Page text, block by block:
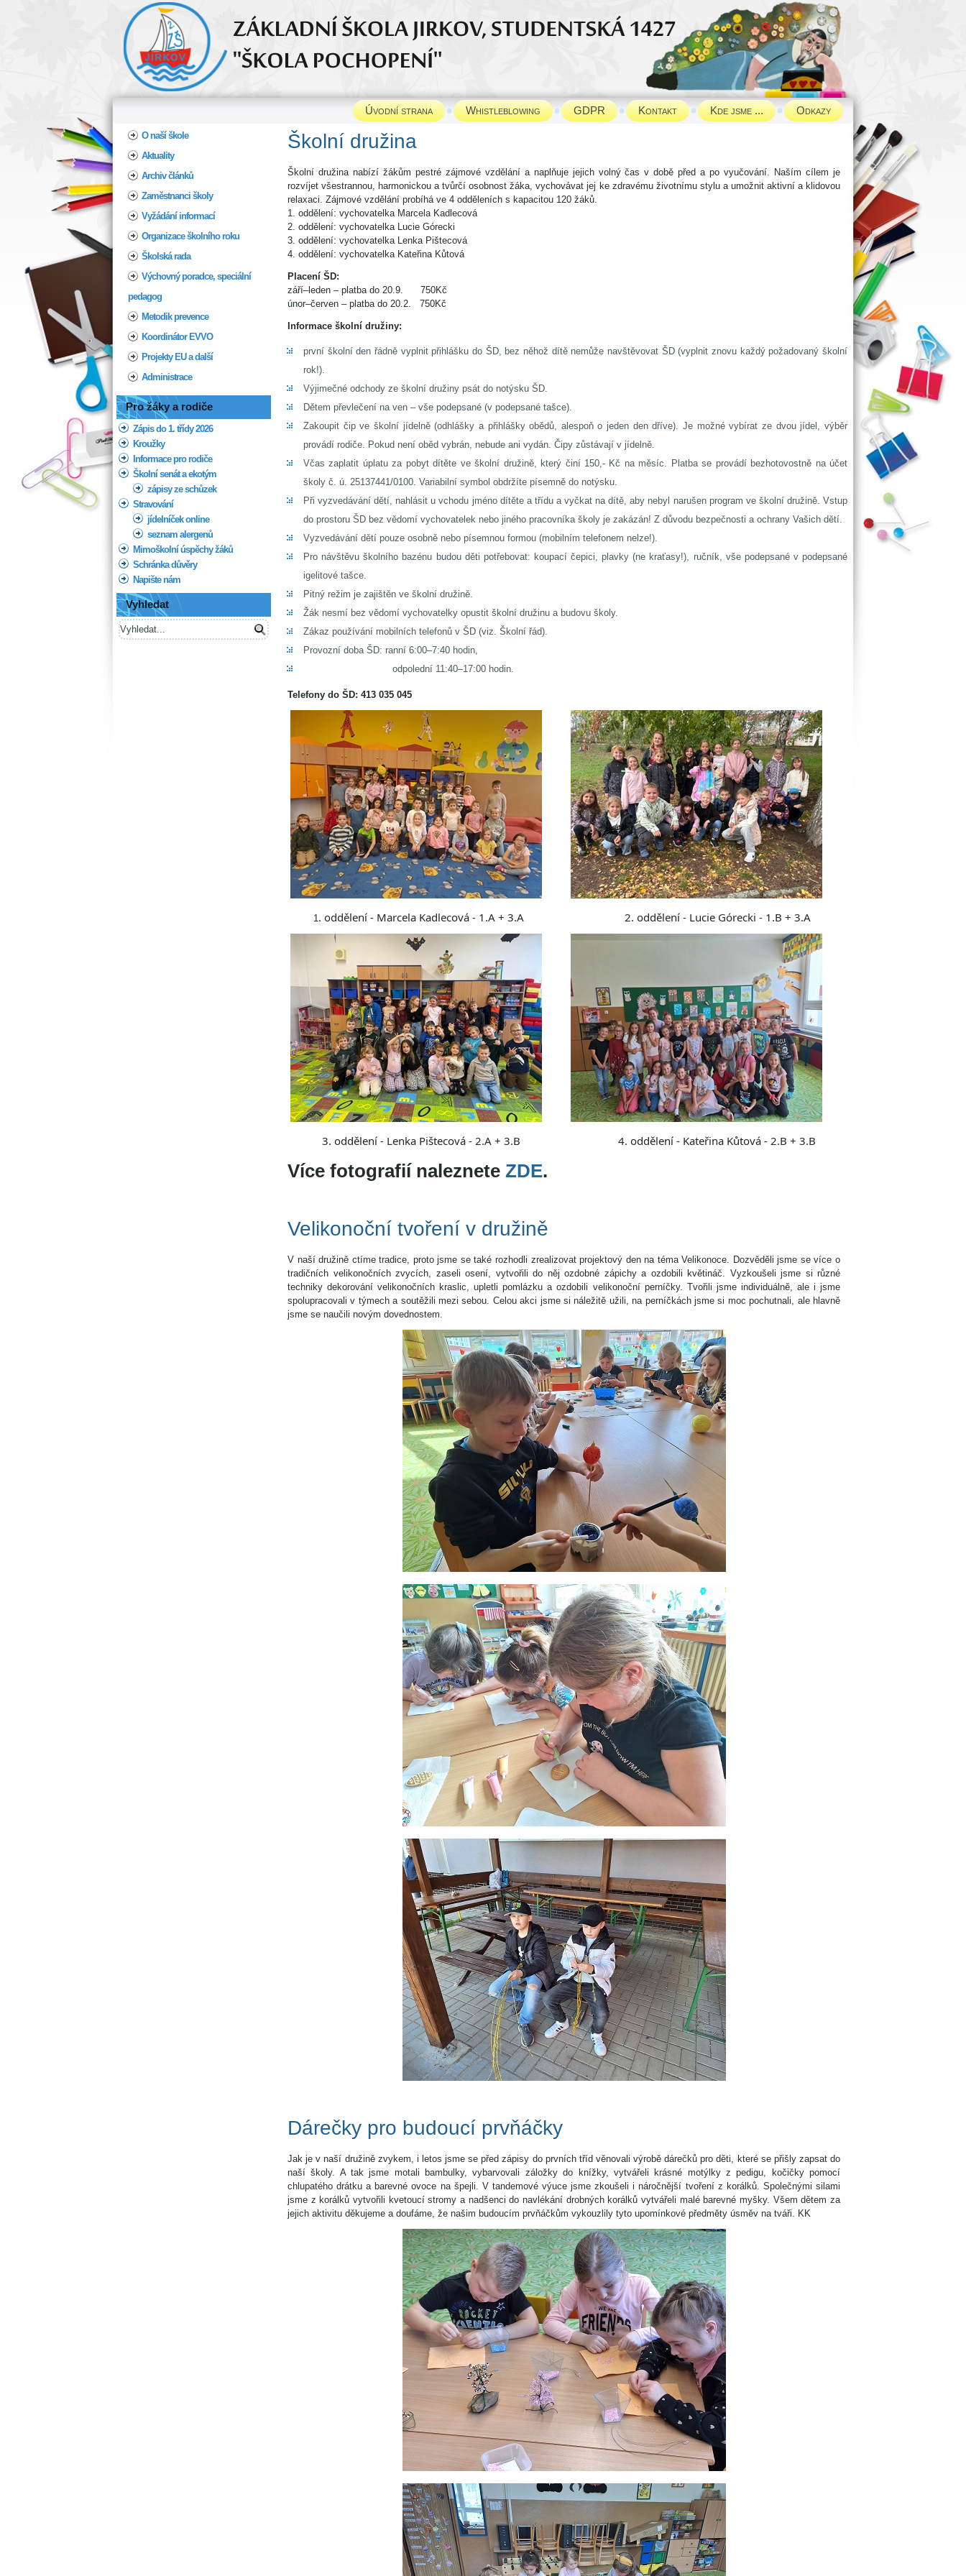
Úvodní strana Whistleblowing GDPR Kontakt Kde jsme ... Odkazy
O naší škole
Aktuality
Archiv článků
Zaměstnanci školy
Vyžádání informací
Organizace školního roku
Školská rada
Výchovný poradce, speciální
pedagog
Metodik prevence
Koordinátor EVVO
Projekty EU a další
Administrace
Pro žáky a rodiče
Zápis do 1. třídy 2026
Kroužky
Informace pro rodiče
Školní senát a ekotým
zápisy ze schůzek
Stravování
jídelníček online
seznam alergenů
Mimoškolní úspěchy žáků
Schránka důvěry
Napište nám
Vyhledat
Školní družina
Školní družina nabízí žákům pestré zájmové vzdělání a naplňuje jejich volný čas v době před a po vyučování. Naším cílem je
rozvíjet všestrannou, harmonickou a tvůrčí osobnost žáka, vychovávat jej ke zdravému životnímu stylu a umožnit aktivní a klidovou
relaxaci. Zájmové vzdělání probíhá ve 4 odděleních s kapacitou 120 žáků.
1. oddělení: vychovatelka Marcela Kadlecová
2. oddělení: vychovatelka Lucie Górecki
3. oddělení: vychovatelka Lenka Pištecová
4. oddělení: vychovatelka Kateřina Kůtová
Placení ŠD:
září–leden – platba do 20.9. 750Kč
únor–červen – platba do 20.2. 750Kč
Informace školní družiny:
první školní den řádně vyplnit přihlášku do ŠD, bez něhož dítě nemůže navštěvovat ŠD (vyplnit znovu každý požadovaný školní
rok!).
Výjimečné odchody ze školní družiny psát do notýsku ŠD.
Dětem převlečení na ven – vše podepsané (v podepsané tašce).
Zakoupit čip ve školní jídelně (odhlášky a přihlášky obědů, alespoň o jeden den dříve). Je možné vybírat ze dvou jídel, výběr
provádí rodiče. Pokud není oběd vybrán, nebude ani vydán. Čipy zůstávají v jídelně.
Včas zaplatit úplatu za pobyt dítěte ve školní družině, který činí 150,- Kč na měsíc. Platba se provádí bezhotovostně na účet
školy č. ú. 25137441/0100. Variabilní symbol obdržíte písemně do notýsku.
Při vyzvedávání dětí, nahlásit u vchodu jméno dítěte a třídu a vyčkat na dítě, aby nebyl narušen program ve školní družině. Vstup
do prostoru ŠD bez vědomí vychovatelek nebo jiného pracovníka školy je zakázán! Z důvodu bezpečnosti a ochrany Vašich dětí.
Vyzvedávání dětí pouze osobně nebo písemnou formou (mobilním telefonem nelze!).
Pro návštěvu školního bazénu budou děti potřebovat: koupací čepici, plavky (ne kraťasy!), ručník, vše podepsané v podepsané
igelitové tašce.
Pitný režim je zajištěn ve školní družině.
Žák nesmí bez vědomí vychovatelky opustit školní družinu a budovu školy.
Zákaz používání mobilních telefonů v ŠD (viz. Školní řád).
Provozní doba ŠD: ranní 6:00–7:40 hodin,
odpolední 11:40–17:00 hodin.
Telefony do ŠD: 413 035 045
1. oddělení - Marcela Kadlecová - 1.A + 3.A 2. oddělení - Lucie Górecki - 1.B + 3.A
3. oddělení - Lenka Pištecová - 2.A + 3.B 4. oddělení - Kateřina Kůtová - 2.B + 3.B
Více fotografií naleznete ZDE.
Velikonoční tvoření v družině
V naší družině ctíme tradice, proto jsme se také rozhodli zrealizovat projektový den na téma Velikonoce. Dozvěděli jsme se více o
tradičních velikonočních zvycích, zaseli osení, vytvořili do něj ozdobné zápichy a ozdobili květináč. Vyzkoušeli jsme si různé
techniky dekorování velikonočních kraslic, upletli pomlázku a ozdobili velikonoční perníčky. Tvořili jsme individuálně, ale i jsme
spolupracovali v týmech a soutěžili mezi sebou. Celou akci jsme si náležitě užili, na perníčkách jsme si moc pochutnali, ale hlavně
jsme se naučili novým dovednostem.
Dárečky pro budoucí prvňáčky
Jak je v naší družině zvykem, i letos jsme se před zápisy do prvních tříd věnovali výrobě dárečků pro děti, které se přišly zapsat do
naší školy. A tak jsme motali bambulky, vybarvovali záložky do knížky, vytvářeli krásné motýlky z pedigu, kočičky pomocí
chlupatého drátku a barevné ovoce na špejli. V tandemové výuce jsme zkoušeli i náročnější tvoření z korálků. Společnými silami
jsme z korálků vytvořili kvetoucí stromy a nadšenci do navlékání drobných korálků vytvářeli malé barevné myšky. Všem dětem za
jejich aktivitu děkujeme a doufáme, že našim budoucím prvňáčkům vykouzlily tyto upomínkové předměty úsměv na tváři. KK